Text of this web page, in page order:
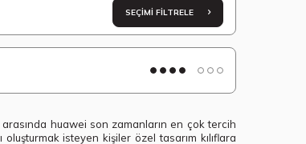
SEÇIMI FILTRELE
huawei son zamanların en çok tercih
isteyen kişiler özel tasarım kılıflara